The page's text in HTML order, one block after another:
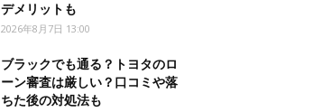
デメリットも
2026年8月7日 13:00
ブラックでも通る？トヨタのロ
ーン審査は厳しい？口コミや落
ちた後の対処法も